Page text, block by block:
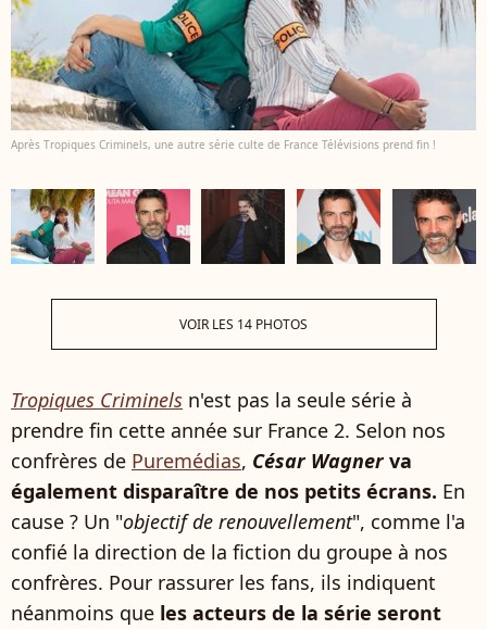
Après Tropiques Criminels, une autre série culte de France Télévisions prend fin !
VOIR LES 14 PHOTOS
Tropiques Criminels n'est pas la seule série à
prendre fin cette année sur France 2. Selon nos
confrères de Puremédias, César Wagnerva
également disparaître de nos petits écrans. En
cause ? Un "objectif de renouvellement", comme l'a
confié la direction de la fiction du groupe à nos
confrères. Pour rassurer les fans, ils indiquent
néanmoins que les acteurs de la série seront